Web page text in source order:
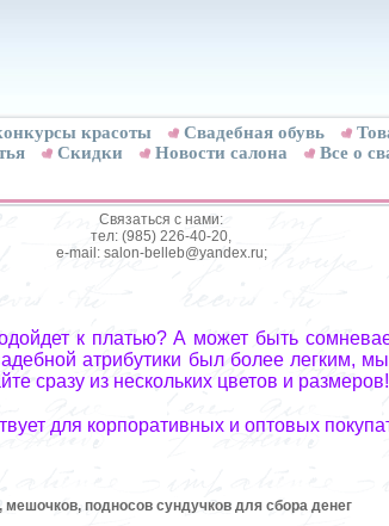
красоты Свадебная обувь
Скидки Новости салона Все о
Связаться с нами:
тел: (985) 226-40-20,
e-mail: salon-belleb@yandex.ru;
к платью? А может быть
атрибутики был более легким,
сразу из нескольких цветов и размеров!
для корпоративных и оптовых
мешочков, подносов сундучков для сбора денег